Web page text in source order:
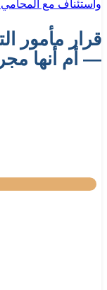
قرار مأمور
— أم أنها